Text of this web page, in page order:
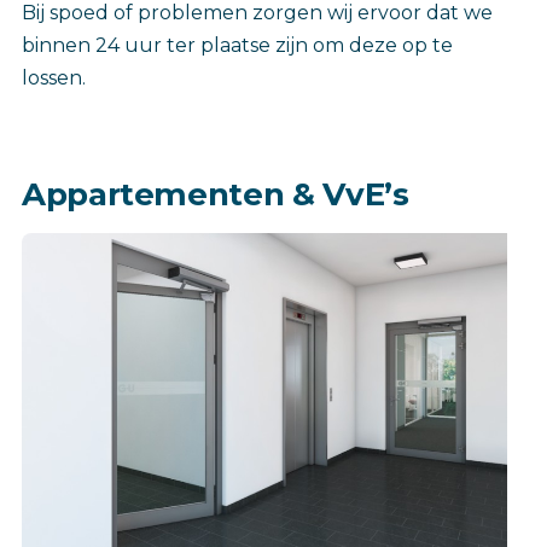
Bij spoed of problemen zorgen wij ervoor dat we
binnen 24 uur ter plaatse zijn om deze op te
lossen.
Appartementen & VvE’s